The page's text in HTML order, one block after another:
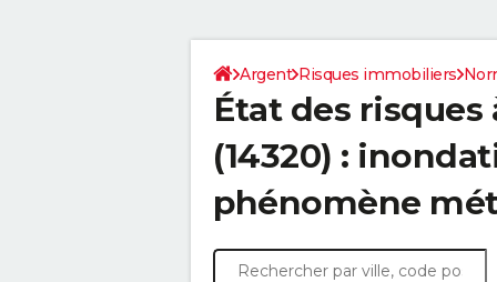
Argent Risques immobiliers
État des
(14320) :
phénomène